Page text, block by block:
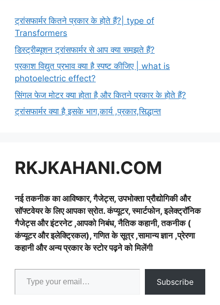
ट्रांसफार्मर कितने प्रकार के होते हैं?| type of
Transformers
डिस्ट्रीब्यूशन ट्रांसफार्मर से आप क्या समझते हैं?
प्रकाश विद्युत प्रभाव क्या है स्पष्ट कीजिए | what is
photoelectric effect?
सिंगल फेज मोटर क्या होता है और कितने प्रकार के होते हैं?
ट्रांसफार्मर क्या है इसके भाग,कार्य ,प्रकार,सिद्धान्त
RKJKAHANI.COM
नई तकनीक का आविष्कार, गैजेट्स, उपभोक्ता प्रौद्योगिकी और
सॉफ्टवेयर के लिए आपका स्रोत. कंप्यूटर, स्मार्टफोन, इलेक्ट्रॉनिक
गैजेट्स और इंटरनेट ,आपको निबंध, नैतिक कहानी, तकनीक (
कंप्यूटर और इलेक्ट्रिकल), गणित के सूत्र ,सामान्य ज्ञान ,प्रेरणा
कहानी और अन्य प्रकार के स्टोर पढ़ने को मिलेंगी
Type your email…
Subscribe